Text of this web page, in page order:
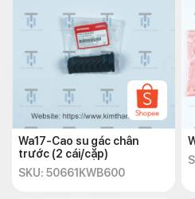
Wa17-Cao su gác chân
trước (2 cái/cặp)
SKU: 50661KWB600